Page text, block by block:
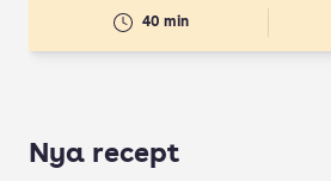
40 min
Nya recept